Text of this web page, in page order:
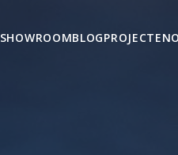
SHOWROOMBLOGPROJECTEN